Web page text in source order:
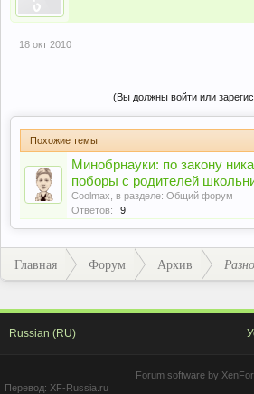
18 окт 2010
(Вы должны войти или
Похожие темы
Минобрнауки: по закону
поборы с родителей
Coolmax , в разделе: Общий форум
Ответов:
9
Главная Форум Архив
Russian (RU)
Forum software by
Перевод: XF-Russia.ru